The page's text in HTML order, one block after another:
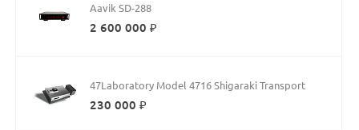
Aavik SD-288
2 600 000 ₽
47Laboratory Model 4716 Shigaraki Transport
230 000 ₽